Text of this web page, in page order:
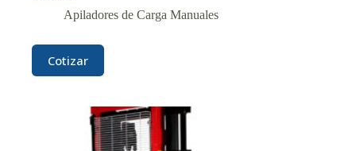
Apiladores de Carga Manuales
Cotizar